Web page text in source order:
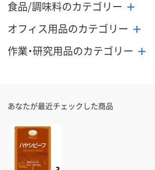
食品/調味料のカテゴリー
オフィス用品のカテゴリー
作業・研究用品のカテゴリー
あなたが最近チェックした商品